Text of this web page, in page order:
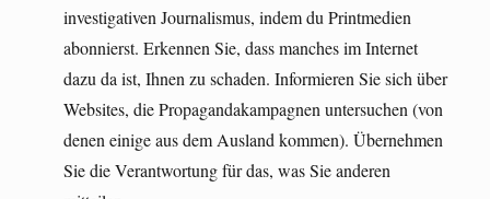
investigativen Journalismus, indem du Printmedien
abonnierst. Erkennen Sie, dass manches im Internet
dazu da ist, Ihnen zu schaden. Informieren Sie sich über
Websites, die Propagandakampagnen untersuchen (von
denen einige aus dem Ausland kommen). Übernehmen
Sie die Verantwortung für das, was Sie anderen